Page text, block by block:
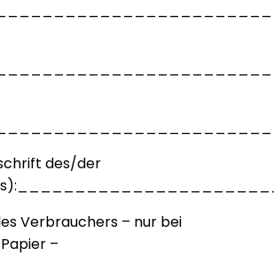
des/der
Verbrauchers – nur bei
–